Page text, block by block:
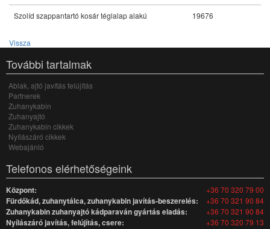
Szolíd szappantartó kosár téglalap alakú 19676
Vissza
További tartalmak
Ablak, ajtó javítás felújítás
Partnerek
Zuhanykabin
Zuhanyajtó
Zuhanykabin cikkek
Nyílászáró cikkek
Webajánló
Telefonos elérhetőségeink
Központ: +36 70 320 79 00
Fürdőkád, zuhanytálca, zuhanykabin javítás-beszerelés: +36 70 321 90 84
Zuhanykabin zuhanyajtó kádparaván gyártás eladás: +36 70 321 90 84
Nyílászáró javítás, felújítás, csere: +36 70 320 79 13